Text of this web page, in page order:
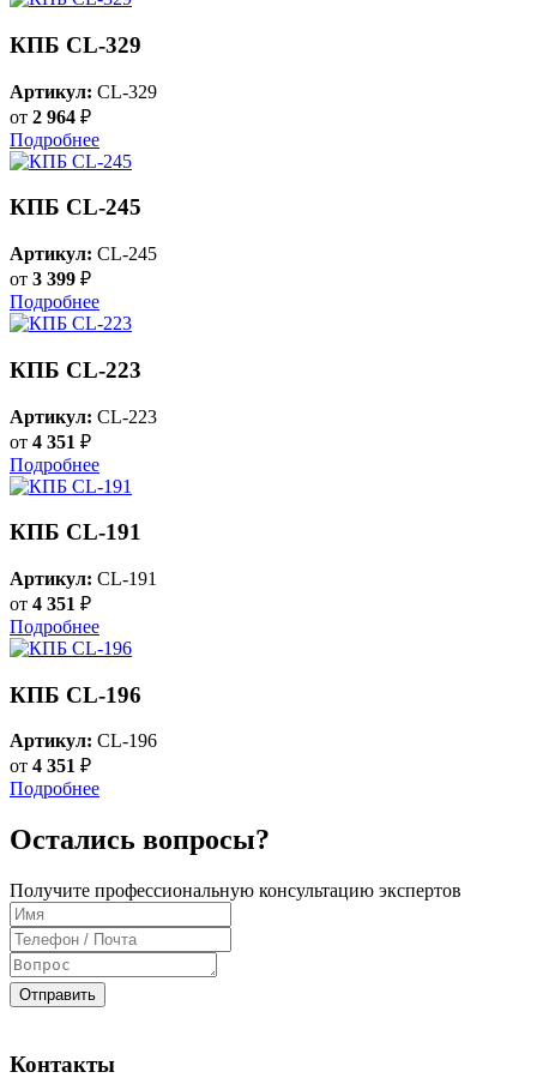
КПБ CL-329
Артикул: CL-329
от 2 964 ₽
Подробнее
КПБ CL-245
Артикул: CL-245
от 3 399 ₽
Подробнее
КПБ CL-223
Артикул: CL-223
от 4 351 ₽
Подробнее
КПБ CL-191
Артикул: CL-191
от 4 351 ₽
Подробнее
КПБ CL-196
Артикул: CL-196
от 4 351 ₽
Подробнее
Остались вопросы?
Получите профессиональную консультацию экспертов
Отправить
Контакты